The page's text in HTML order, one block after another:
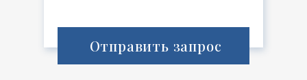
Отправить запрос